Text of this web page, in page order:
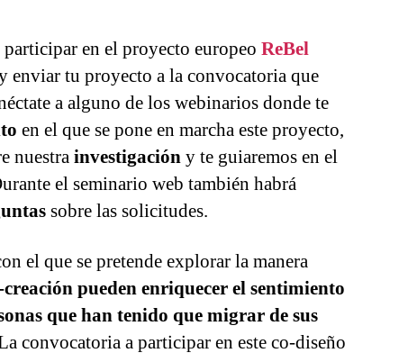
participar en el proyecto europeo ReBel
enviar tu proyecto a la convocatoria que
a alguno de los webinarios donde te
en el que se pone en marcha este proyecto,
nuestrainvestigacióny te guiaremos en el
el seminario web también habrá
sobre las solicitudes.
el que se pretende explorar la manera
pueden enriquecer el sentimiento
que han tenido que migrar de sus
convocatoria a participar en este co-diseño